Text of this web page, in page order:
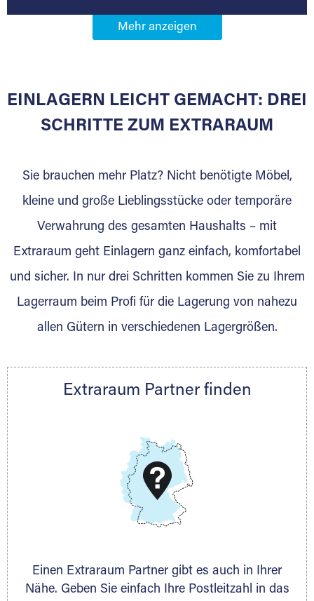
Werden Sie Extraraum Partner in
Sie bieten Kunden Lagerraum zur Miete, der
wurde? Werden Sie jetzt Extraraum Partner
und generieren Sie über das Portal neue
Lagerkunden und Vermietungen.
Ihre Vorteile als Extraraum Partner:
Marktgerechte Preise
Digitale Buchungsplattform
Gewinnung von Neukunden
Ihre Ansprechpartnerin:
thorsten.klemt@extraraum.de
DMG Aktiengesellschaft
Schieferstein 11A
EINLAGERN LEICHT GEMACHT: DREI
SCHRITTE ZUM EXTRARAUM
Sie brauchen mehr Platz? Nicht benötigte Möbel,
kleine und große Lieblingsstücke oder temporäre
Verwahrung des gesamten Haushalts – mit
Extraraum geht Einlagern ganz einfach, komfortabel
und sicher. In nur drei Schritten kommen Sie zu Ihrem
Lagerraum beim Profi für die Lagerung von nahezu
allen Gütern in verschiedenen Lagergrößen.
Extraraum Partner finden
Einen Extraraum Partner gibt es auch in Ihrer
Nähe. Geben Sie einfach Ihre Postleitzahl in das